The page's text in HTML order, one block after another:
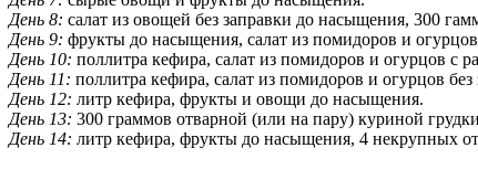
День 8: салат из овощей без заправки до насыщения, 300
День 9: фрукты до насыщения, салат из помидоров и
День 10: поллитра кефира, салат из помидоров и огурцов с
День 11: поллитра кефира, салат из помидоров и огурцов
День 12: литр кефира, фрукты и овощи до насыщения.
День 13: 300 граммов отварной (или на пару) куриной
День 14: литр кефира, фрукты до насыщения, 4 некрупных